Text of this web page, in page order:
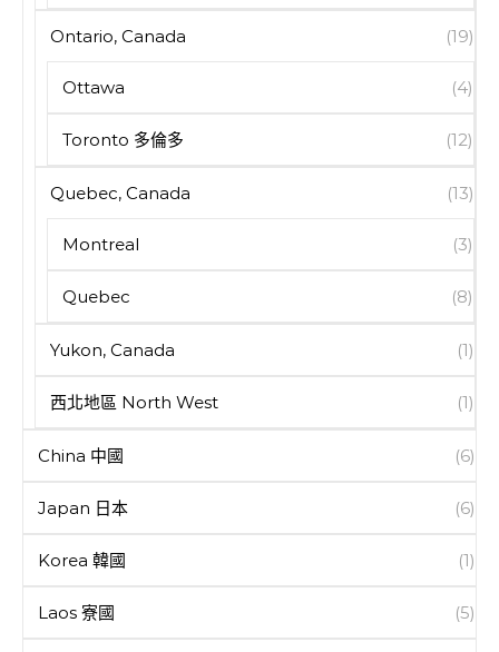
Ontario, Canada (19)
Ottawa (4)
Toronto 多倫多 (12)
Quebec, Canada (13)
Montreal (3)
Quebec (8)
Yukon, Canada (1)
西北地區 North West (1)
China 中國 (6)
Japan 日本 (6)
Korea 韓國 (1)
Laos 寮國 (5)